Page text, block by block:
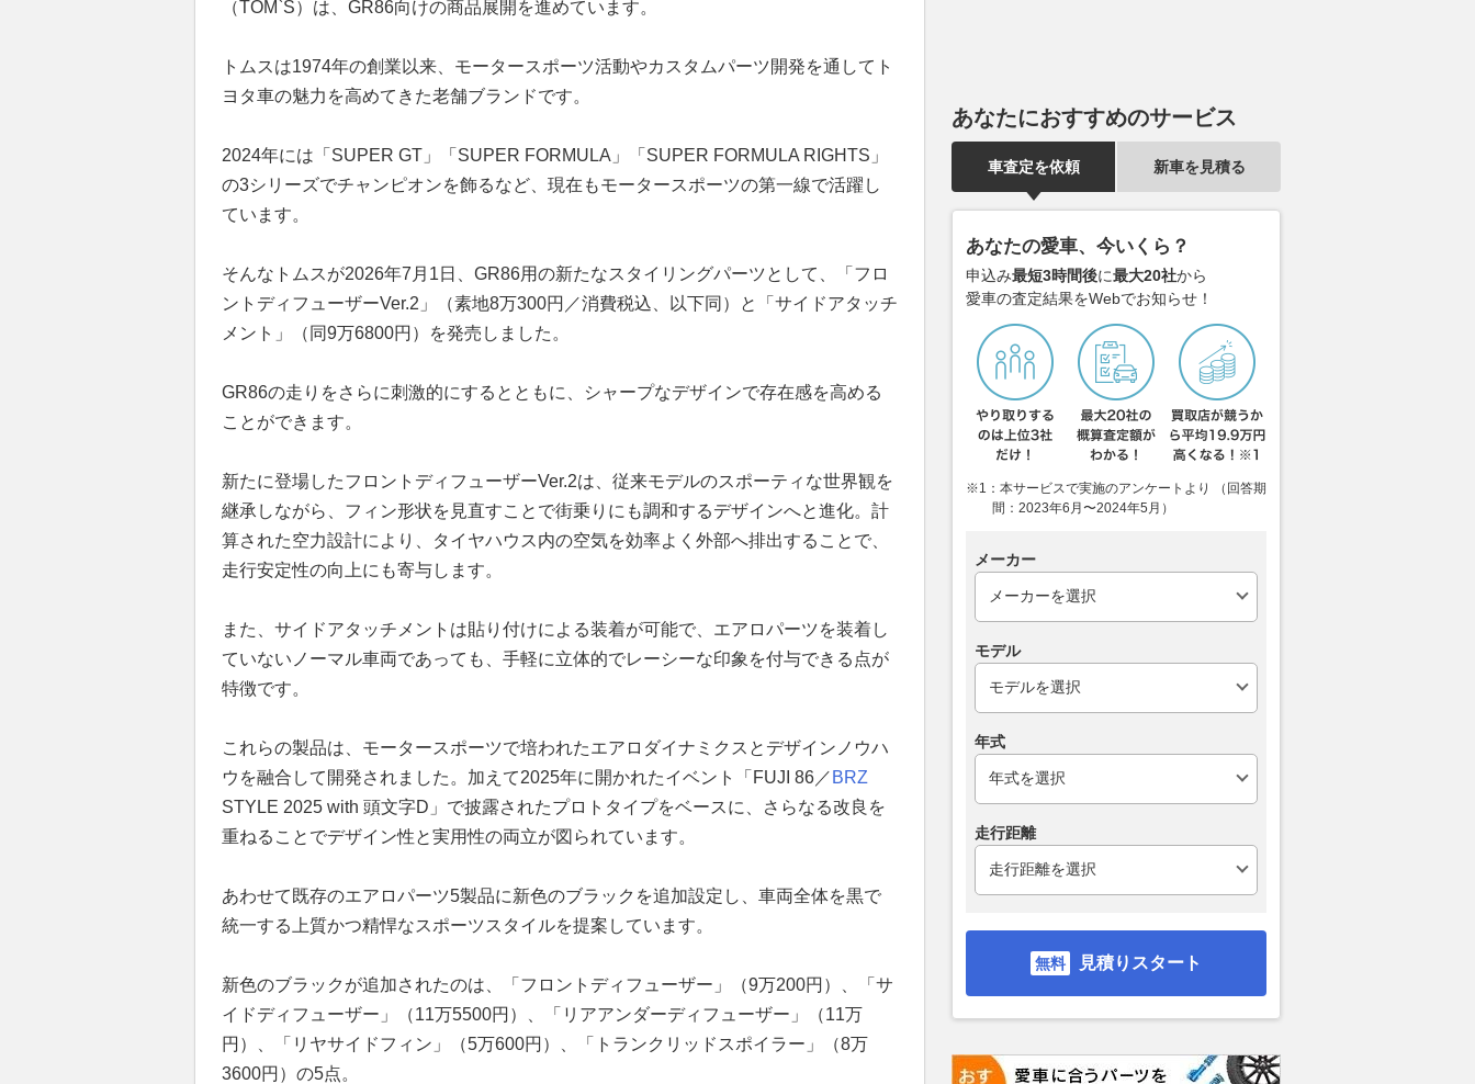
（TOM`S）は、GR86向けの商品展開を進めています。
トムスは1974年の創業以来、モータースポーツ活動やカスタムパーツ開発を通してト
ヨタ車の魅力を高めてきた老舗ブランドです。
2024年には「SUPER GT」「SUPER FORMULA」「SUPER FORMULA RIGHTS」
の3シリーズでチャンピオンを飾るなど、現在もモータースポーツの第一線で活躍し
ています。
そんなトムスが2026年7月1日、GR86用の新たなスタイリングパーツとして、「フロ
ントディフューザーVer.2」（素地8万300円／消費税込、以下同）と「サイドアタッチ
メント」（同9万6800円）を発売しました。
GR86の走りをさらに刺激的にするとともに、シャープなデザインで存在感を高める
ことができます。
新たに登場したフロントディフューザーVer.2は、従来モデルのスポーティな世界観を
継承しながら、フィン形状を見直すことで街乗りにも調和するデザインへと進化。計
算された空力設計により、タイヤハウス内の空気を効率よく外部へ排出することで、
走行安定性の向上にも寄与します。
また、サイドアタッチメントは貼り付けによる装着が可能で、エアロパーツを装着し
ていないノーマル車両であっても、手軽に立体的でレーシーな印象を付与できる点が
特徴です。
これらの製品は、モータースポーツで培われたエアロダイナミクスとデザインノウハ
ウを融合して開発されました。加えて2025年に開かれたイベント「FUJI 86／ BRZ
STYLE 2025 with 頭文字D」で披露されたプロトタイプをベースに、さらなる改良を
重ねることでデザイン性と実用性の両立が図られています。
あわせて既存のエアロパーツ5製品に新色のブラックを追加設定し、車両全体を黒で
統一する上質かつ精悍なスポーツスタイルを提案しています。
新色のブラックが追加されたのは、「フロントディフューザー」（9万200円）、「サ
イドディフューザー」（11万5500円）、「リアアンダーディフューザー」（11万
円）、「リヤサイドフィン」（5万600円）、「トランクリッドスポイラー」（8万
3600円）の5点。
あなたにおすすめのサービス
車査定を依頼 新車を見積る
あなたの愛車、今いくら？
申込み最短3時間後に最大20社から
愛車の査定結果をWebでお知らせ！
※1：本サービスで実施のアンケートより （回答期
間：2023年6月〜2024年5月）
メーカー
モデル
年式
走行距離
見積りスタート